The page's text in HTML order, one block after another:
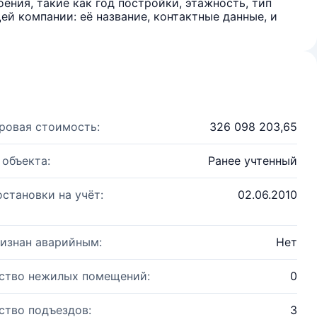
такие как год постройки, этажность, тип
компании: её название, контактные данные, и
стоимость: 326 098 203,65
Ранее учтенный
на учёт: 02.06.2010
аварийным: Нет
нежилых помещений: 0
подъездов: 3